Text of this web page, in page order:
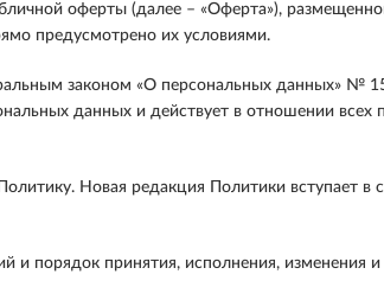
оферты (далее – «Оферта»),
предусмотрено их условиями.
законом «О персональных данных»
данных и действует в отношении
Новая редакция Политики вступает
и порядок принятия, исполнения,